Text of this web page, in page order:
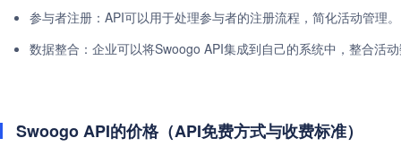
参与者注册：API可以用于处理参与者的注册流程，简化活动管理。
数据整合：企业可以将Swoogo API集成到自己的系统中，整合活
Swoogo API的价格（API免费方式与收费标准）